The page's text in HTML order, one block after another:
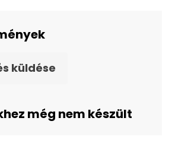
küldése
még nem készült